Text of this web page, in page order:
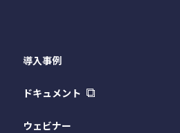
導入事例
ドキュメント
ウェビナー